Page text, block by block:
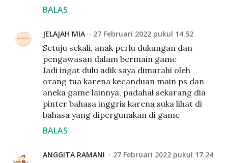
BALAS
JELAJAH MIA 27 Februari 2022 pukul 14.52
Setuju sekali, anak perlu dukungan dan
pengawasan dalam bermain game
Jadi ingat dulu adik saya dimarahi oleh
orang tua karena kecanduan main ps dan
aneka game lainnya, padahal sekarang dia
pinter bahasa inggris karena suka lihat di
bahasa yang dipergunakan di game
BALAS
ANGGITA RAMANI 27 Februari 2022 pukul 17.24